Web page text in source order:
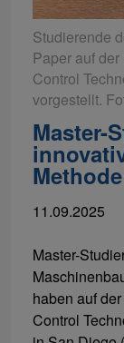
Studierende
Paper auf
Control
vorgestellt.
Master-
11.09.2025
Master-
haben auf
Control